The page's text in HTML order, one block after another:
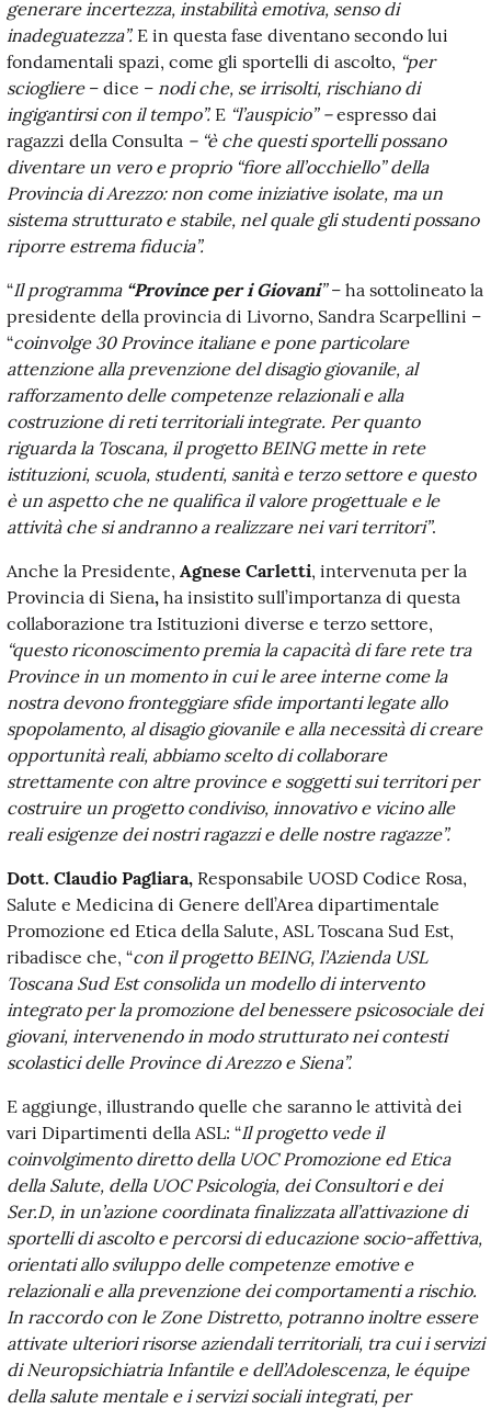
generare incertezza, instabilità emotiva, senso di
inadeguatezza”. E in questa fase diventano secondo lui
fondamentali spazi, come gli sportelli di ascolto, “per
sciogliere – dice – nodi che, se irrisolti, rischiano di
ingigantirsi con il tempo”. E “l’auspicio” –espresso dai
ragazzi della Consulta – “è che questisportelli possano
diventare un vero e proprio “fiore all’occhiello” della
Provincia di Arezzo: non come iniziative isolate, ma un
sistema strutturato e stabile, nel quale gli studentipossano
riporre estrema fiducia”.
“Il programma “Province per i Giovani”– ha sottolineato la
presidente della provincia di Livorno, Sandra Scarpellini –
“coinvolge 30 Province italiane e pone particolare
attenzione alla prevenzione del disagio giovanile, al
rafforzamento delle competenze relazionali e alla
costruzione di reti territoriali integrate. Perquanto
riguarda la Toscana, ilprogetto BEINGmette in rete
istituzioni, scuola, studenti, sanità e terzo settore e questo
è un aspetto che ne qualifica il valore progettuale e le
attività che si andranno a realizzare nei vari territori”.
Anche la Presidente, Agnese Carletti, intervenuta per la
Provincia di Siena, ha insistito sull’importanza di questa
collaborazione tra Istituzioni diverse e terzo settore,
“questo riconoscimento premia la capacità di fare rete tra
Province in un momento in cui le aree interne come la
nostra devono fronteggiare sfide importanti legate allo
spopolamento, al disagio giovanile e alla necessità di creare
opportunità reali, abbiamo scelto di collaborare
strettamente con altre province e soggetti sui territori per
costruire un progetto condiviso, innovativo e vicino alle
reali esigenze dei nostri ragazzi e delle nostre ragazze”.
Dott. Claudio Pagliara, Responsabile UOSD Codice Rosa,
Salute e Medicina di Genere dell’Area dipartimentale
Promozione ed Etica della Salute, ASL Toscana Sud Est,
ribadisce che, “con il progetto BEING, l’Azienda USL
Toscana Sud Est consolida un modello di intervento
integrato per la promozione del benessere psicosociale dei
giovani, intervenendo in modo strutturato nei contesti
scolastici delle Province di Arezzo e Siena”.
E aggiunge, illustrando quelle che saranno le attività dei
vari Dipartimenti della ASL: “Il progetto vede il
coinvolgimento diretto della UOC Promozione ed Etica
della Salute, della UOC Psicologia, dei Consultori e dei
Ser.D, in un’azione coordinata finalizzata all’attivazione di
sportelli di ascolto e percorsi di educazione socio-affettiva,
orientati allo sviluppo delle competenze emotive e
relazionali e alla prevenzione dei comportamenti a rischio.
In raccordo con le Zone Distretto, potranno inoltre essere
attivate ulteriori risorse aziendali territoriali, tra cui i servizi
di Neuropsichiatria Infantile e dell’Adolescenza, le équipe
della salute mentale e i servizi sociali integrati, per